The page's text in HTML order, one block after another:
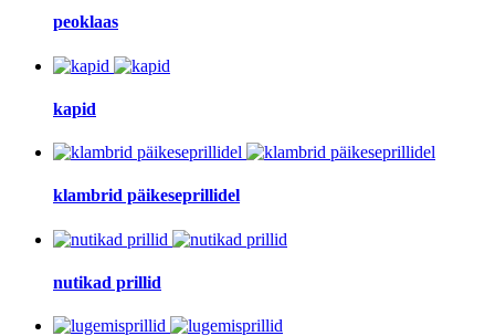
peoklaas
kapid
klambrid päikeseprillidel
nutikad prillid